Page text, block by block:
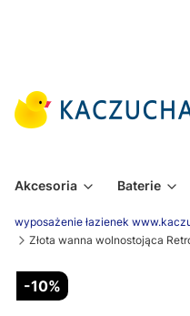
Akcesoria Baterie
wyposażenie łazienek
Złota wanna wolnostojąca
-10%